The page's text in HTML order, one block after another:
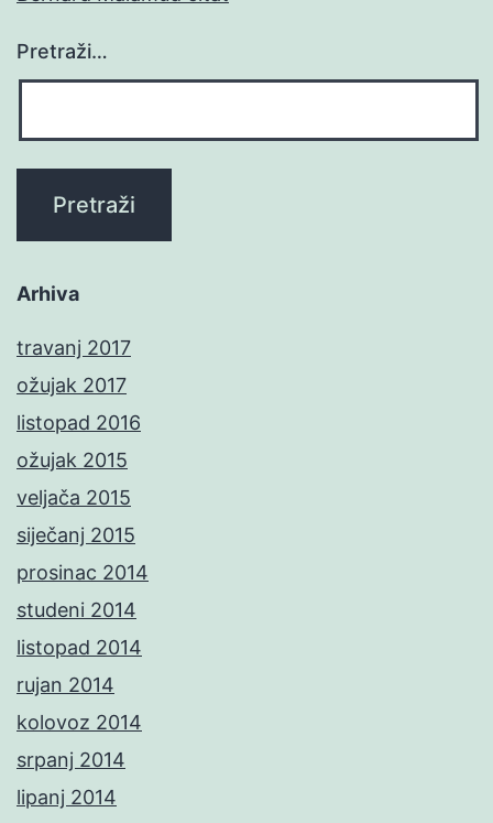
Pretraži…
Arhiva
travanj 2017
ožujak 2017
listopad 2016
ožujak 2015
veljača 2015
siječanj 2015
prosinac 2014
studeni 2014
listopad 2014
rujan 2014
kolovoz 2014
srpanj 2014
lipanj 2014